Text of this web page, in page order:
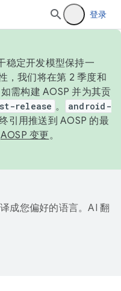
登录
稳定开发模型保持一
，我们将在第 2 季度和
需构建 AOSP 并为其贡
release 。
android-
引用推送到 AOSP 的最
AOSP 变更。
成您偏好的语言。AI 翻